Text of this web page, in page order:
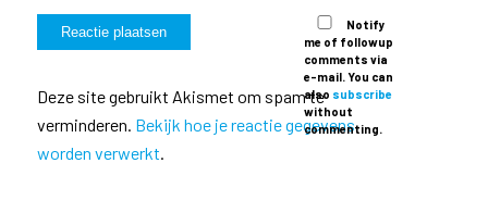
Notify
me of followup
comments via
e-mail. You can
also subscribe
without
commenting.
Deze site gebruikt Akismet om spam te
verminderen. Bekijk hoe je reactie gegevens
worden verwerkt.